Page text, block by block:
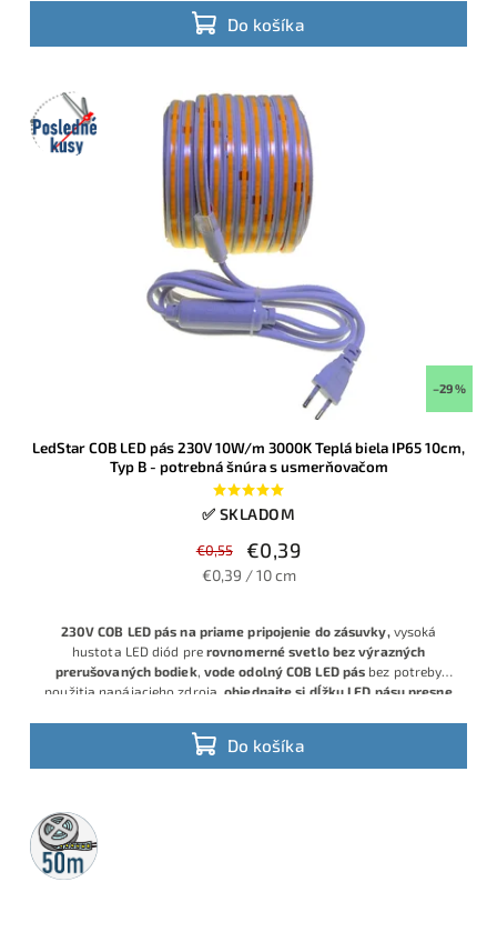
Do košíka
presne na desiatky centimetrov !
Posledné
kusy
–29 %
LedStar COB LED pás 230V 10W/m 3000K Teplá biela IP65 10cm,
Typ B - potrebná šnúra s usmerňovačom
✅ SKLADOM
€0,55 €0,39
€0,39 / 10 cm
Do košíka
230V COB LED pás na priame pripojenie do zásuvky, vysoká
hustota LED diód prerovnomerné svetlo bez výrazných
prerušovaných bodiek, vode odolný COB LED pás bez potreby
použitia napájacieho zdroja,objednajte si dĺžku LED pásu presne
50m
rolka